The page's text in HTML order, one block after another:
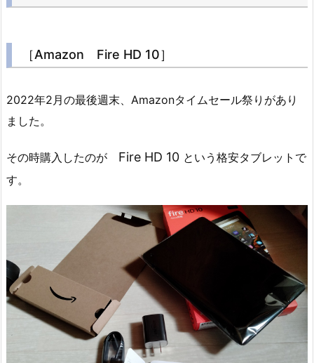
［Amazon Fire HD 10］
2022年2月の最後週末、Amazonタイムセール祭りがあり
ました。
その時購入したのが Fire HD 10 という格安タブレットで
す。